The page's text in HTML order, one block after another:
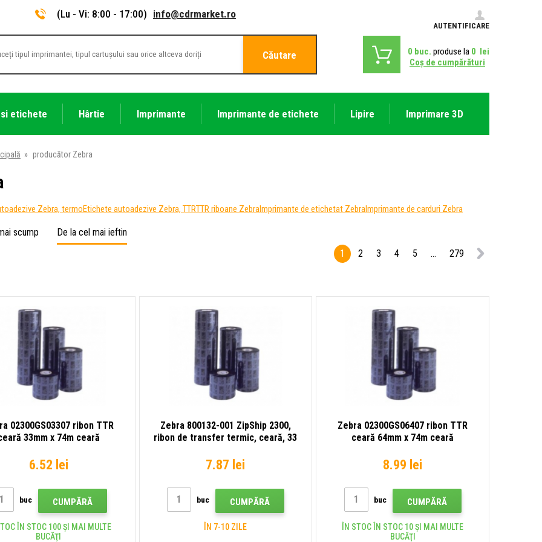
(Lu - Vi: 8:00 - 17:00) info@cdrmarket.ro
AUTENTIFICARE
Căutare 0 buc. produse la 0 lei
Coş de cumpărături
etichete Hârtie Imprimante Imprimante de etichete Lipire Imprimare 3D
» producător Zebra
Zebra, termoEtichete autoadezive Zebra, TTRTTR riboane ZebraImprimante de etichetat ZebraImprimante de carduri Zebra
scump
De la cel mai ieftin
1
2 3 4 5 ... 279
02300GS03307 ribon TTR
33mm x 74m ceară
6.52 lei
buc CUMPĂRĂ
ÎN STOC 100 ȘI MAI MULTE
BUCĂŢI
Zebra 800132-001 ZipShip 2300,
ribon de transfer termic, ceară, 33
7.87 lei
buc CUMPĂRĂ
ÎN 7-10 ZILE
Zebra 02300GS06407 ribon TTR
ceară 64mm x 74m ceară
8.99 lei
buc CUMPĂRĂ
ÎN STOC ÎN STOC 10 ȘI MAI MULTE
BUCĂŢI